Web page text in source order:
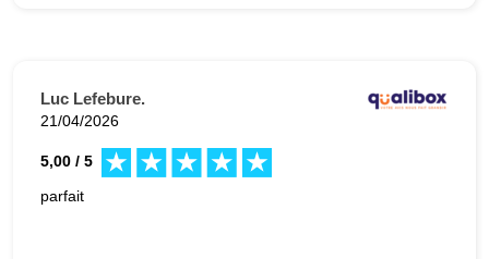
Luc Lefebure.
21/04/2026
5,00 / 5
parfait